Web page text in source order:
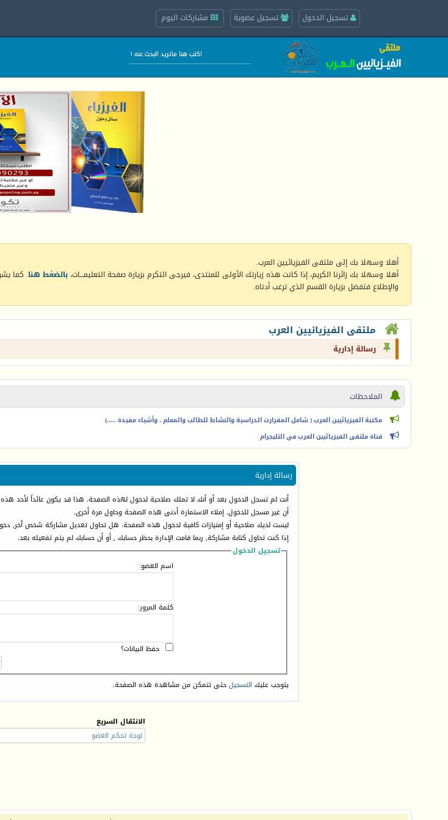
تسجيل الدخول تسجيل عضوية مشاركات اليوم
أهلا وسهلا بك إلى ملتقى الفيزيائيين العرب.
أهلا وسهلا بك زائرنا الكريم، إذا كانت هذه زيارتك الأولى للمنتدى، فيرجى التكرم بزيارة صفحة التعليمـــات، بالضغط هنا. كما
والإطلاع فتفضل بزيارة القسم الذي ترغب أدناه.
ملتقى الفيزيائيين العرب
رسالة إدارية
الملاحظات
مكتبة الفيزيائيين العرب ( شامل المقرارت الدراسية والنشاط للطالب والمعلم ، وأشياء مفيدة .....)
قناة ملتقى الفيزيائيين العرب في التليجرام
رسالة إدارية
أنت لم تسجل الدخول بعد أو أنك لا تملك صلاحية لدخول لهذه الصفحة. هذا قد يكون عائداً لأحد هذه
أن غير مسجل للدخول. إملاء الاستمارة أدنى هذه الصفحة وحاول مرة أخرى.
ليست لديك صلاحية أو إمتيازات كافية لدخول هذه الصفحة. هل تحاول تعديل مشاركة شخص آخر, دخول
إذا كنت تحاول كتابة مشاركة, ربما قامت الإدارة بحظر حسابك , أو أن حسابك لم يتم تفعيله بعد.
تسجيل الدخول
اسم العضو:
كلمة المرور:
حفظ البيانات؟
يتوجب عليك التسجيلحتى تتمكن من مشاهدة هذه الصفحة.
الانتقال السريع